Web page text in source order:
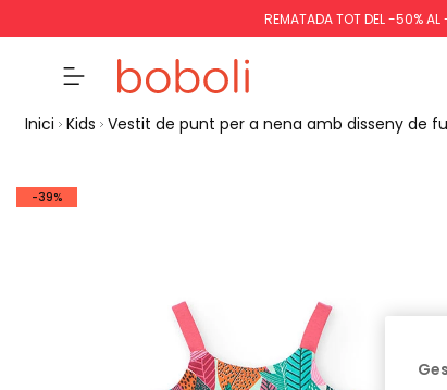
REMATADA TOT DEL -50%
Inici Kids Vestit de punt per a nena amb disseny de
-39%